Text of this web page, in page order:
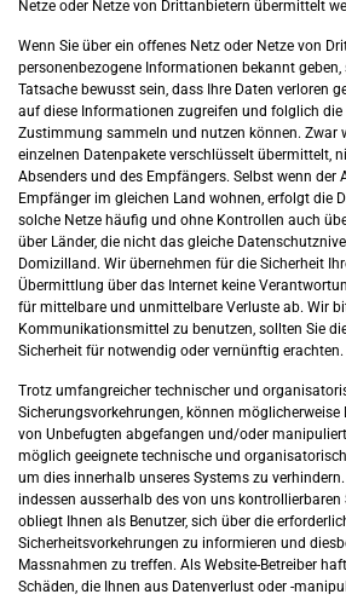
Netze oder Netze von Drittanbietern übermittelt
Wenn Sie über ein offenes Netz oder Netze von
personenbezogene Informationen bekannt geben,
Tatsache bewusst sein, dass Ihre Daten verloren
auf diese Informationen zugreifen und folglich die
Zustimmung sammeln und nutzen können. Zwar
einzelnen Datenpakete verschlüsselt übermittelt,
Absenders und des Empfängers. Selbst wenn der
Empfänger im gleichen Land wohnen, erfolgt die
solche Netze häufig und ohne Kontrollen auch
über Länder, die nicht das gleiche
Domizilland. Wir übernehmen für die Sicherheit
Übermittlung über das Internet keine
für mittelbare und unmittelbare Verluste ab. Wir
Kommunikationsmittel zu benutzen, sollten Sie
Sicherheit für notwendig oder vernünftig erachten.
Trotz umfangreicher technischer und
Sicherungsvorkehrungen, können möglicherweise
von Unbefugten abgefangen und/oder
möglich geeignete technische und
um dies innerhalb unseres Systems zu
indessen ausserhalb des von uns kontrollierbaren
obliegt Ihnen als Benutzer, sich über die
Sicherheitsvorkehrungen zu informieren und
Massnahmen zu treffen. Als Website-Betreiber
Schäden, die Ihnen aus Datenverlust oder -